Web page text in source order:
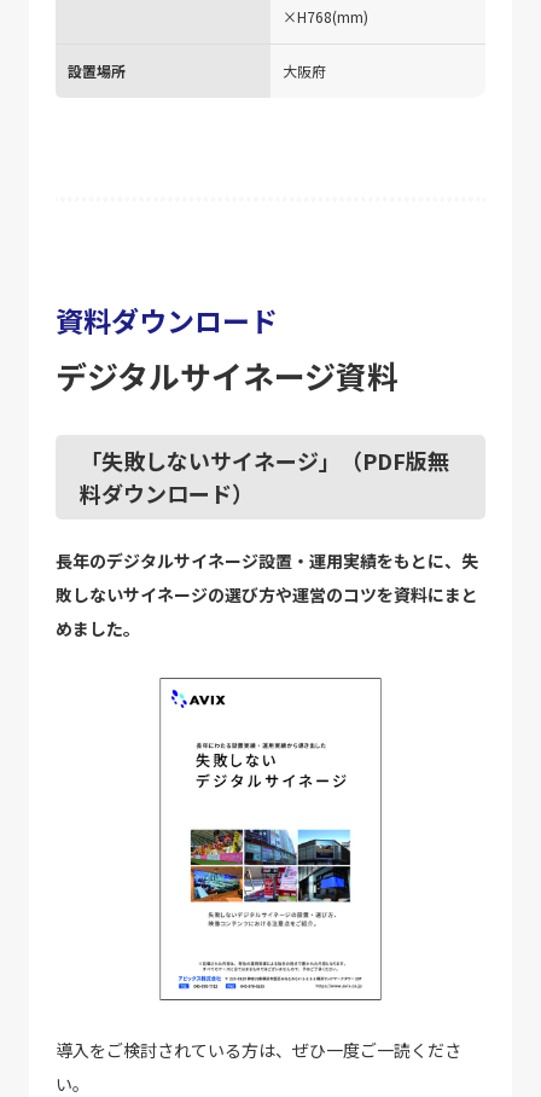
×H768(mm)
設置場所 大阪府
資料ダウンロード
デジタルサイネージ資料
「失敗しないサイネージ」（PDF版無
料ダウンロード）
長年のデジタルサイネージ設置・運用実績をもとに、失
敗しないサイネージの選び方や運営のコツを資料にまと
めました。
導入をご検討されている方は、ぜひ一度ご一読くださ
い。